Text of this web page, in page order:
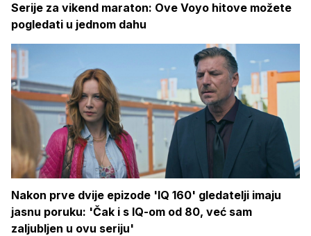
Serije za vikend maraton: Ove Voyo hitove možete
pogledati u jednom dahu
Nakon prve dvije epizode 'IQ 160' gledatelji imaju
jasnu poruku: 'Čak i s IQ-om od 80, već sam
zaljubljen u ovu seriju'